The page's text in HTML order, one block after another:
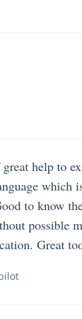
help to
which
to know
possible
Great